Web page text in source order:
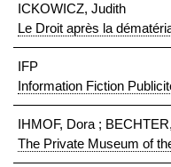
ICKOWICZ, Judith
Le Droit après la
IFP
Information Fiction
IHMOF, Dora ;
The Private Museum of